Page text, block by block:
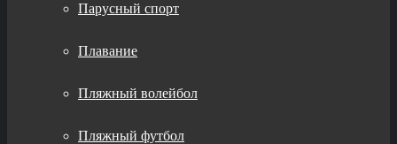
Парусный спорт
Плавание
Пляжный волейбол
Пляжный футбол